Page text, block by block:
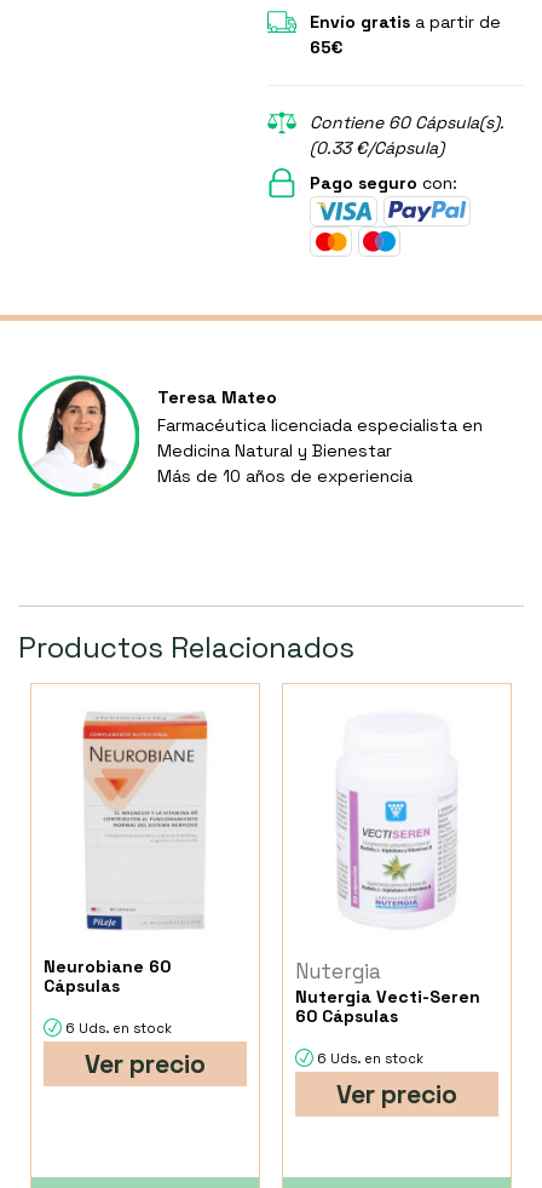
Envío gratisa partir de
65€
Contiene 60 Cápsula(s).
(0.33 €/Cápsula)
Pago seguro con:
Teresa Mateo
Farmacéutica licenciada especialista en
Medicina Natural y Bienestar
Más de 10 años de experiencia
Productos Relacionados
Neurobiane 60
Cápsulas
6 Uds. en stock
Ver precio
Nutergia
Nutergia Vecti-Seren
60 Cápsulas
6 Uds. en stock
Ver precio